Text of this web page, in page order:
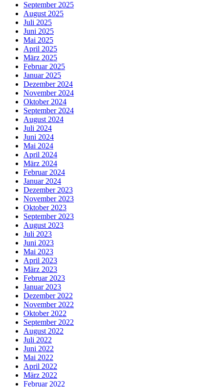
September 2025
August 2025
Juli 2025
Juni 2025
Mai 2025
April 2025
März 2025
Februar 2025
Januar 2025
Dezember 2024
November 2024
Oktober 2024
September 2024
August 2024
Juli 2024
Juni 2024
Mai 2024
April 2024
März 2024
Februar 2024
Januar 2024
Dezember 2023
November 2023
Oktober 2023
September 2023
August 2023
Juli 2023
Juni 2023
Mai 2023
April 2023
März 2023
Februar 2023
Januar 2023
Dezember 2022
November 2022
Oktober 2022
September 2022
August 2022
Juli 2022
Juni 2022
Mai 2022
April 2022
März 2022
Februar 2022